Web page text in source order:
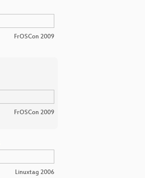
FrOSCon 2009
FrOSCon 2009
Linuxtag 2006